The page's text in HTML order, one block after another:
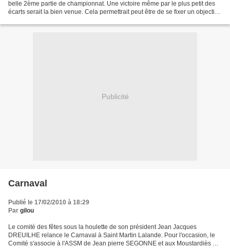
belle 2ème partie de championnat. Une victoire même par le plus petit des
écarts serait la bien venue. Cela permettrait peut être de se fixer un objectif
Publicité
Carnaval
Publié le 17/02/2010 à 18:29
Par gilou
Le comité des fêtes sous la houlette de son président Jean Jacques
DREUILHE relance le Carnaval à Saint Martin Lalande. Pour l'occasion, le
Comité s'associe à l'ASSM de Jean pierre SEGONNE et aux Moustardiès de